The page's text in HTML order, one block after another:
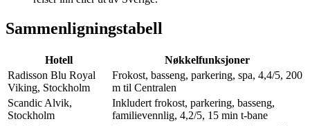
Sammenligningstabell
Hotell
Nøkkelfunksjoner
Radisson Blu Royal
Viking, Stockholm
Frokost, basseng, parkering, spa, 4,4/5, 200
m til Centralen
Scandic Alvik,
Stockholm
Inkludert frokost, parkering, basseng,
familievennlig, 4,2/5, 15 min t-bane